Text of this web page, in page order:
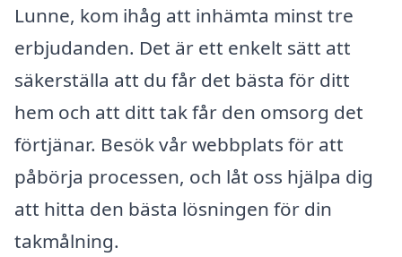
Lunne, kom ihåg att inhämta minst tre
erbjudanden. Det är ett enkelt sätt att
säkerställa att du får det bästa för ditt
hem och att ditt tak får den omsorg det
förtjänar. Besök vår webbplats för att
påbörja processen, och låt oss hjälpa dig
att hitta den bästa lösningen för din
takmålning.